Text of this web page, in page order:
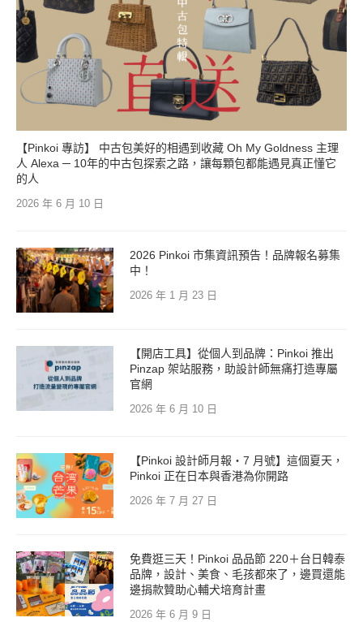
【Pinkoi 專訪】 中古包美好的相遇到收藏 Oh My Goldness 主理
人 Alexa ─ 10年的中古包探索之路，讓每顆包都能遇見真正懂它
的人
2026 年 6 月 10 日
2026 Pinkoi 市集資訊預告！品牌報名募集
中！
2026 年 1 月 23 日
【開店工具】從個人到品牌：Pinkoi 推出
Pinzap 架站服務，助設計師無痛打造專屬
官網
2026 年 6 月 10 日
【Pinkoi 設計師月報・7 月號】這個夏天，
Pinkoi 正在日本與香港為你開路
2026 年 7 月 27 日
免費逛三天！Pinkoi 品品節 220＋台日韓泰
品牌，設計、美食、毛孩都來了，邊買還能
邊捐款贊助心輔犬培育計畫
2026 年 6 月 9 日